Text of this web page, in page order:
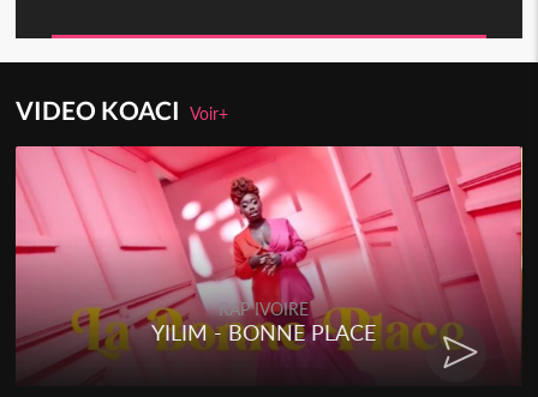
VIDEO KOACIVoir+
PLACE
RAP
RENARD
CHAT